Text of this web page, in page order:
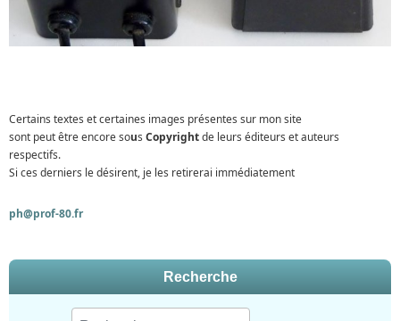
Certains textes et certaines images présentes sur mon site
sont peut être encore sous Copyrightde leurs éditeurs et auteurs
respectifs.
Si ces derniers le désirent, je les retirerai immédiatement
ph@prof-80.fr
Recherche